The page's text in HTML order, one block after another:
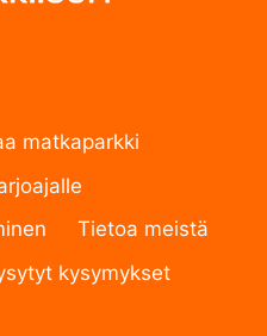
matkaparkki
Tietoa meistä
kysymykset